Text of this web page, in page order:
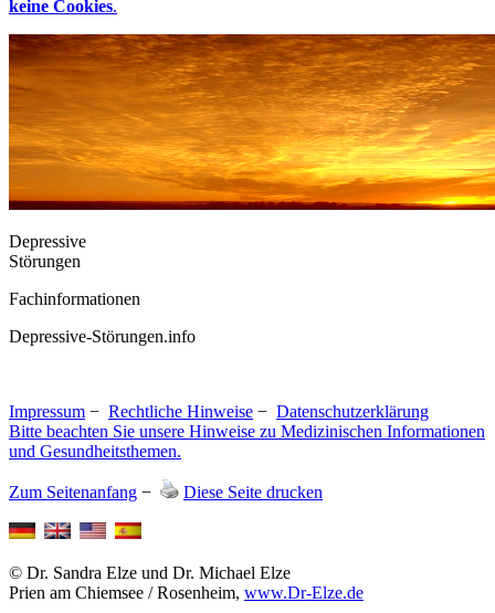
keine Cookies.
Depressive
Störungen
Fachinformationen
Depressive-Störungen.info
Impressum − Rechtliche Hinweise − Datenschutzerklärung
Bitte beachten Sie unsere Hinweise zu Medizinischen Informationen
und Gesundheitsthemen.
Zum Seitenanfang − Diese Seite drucken
© Dr. Sandra Elze und Dr. Michael Elze
Prien am Chiemsee / Rosenheim, www.Dr-Elze.de